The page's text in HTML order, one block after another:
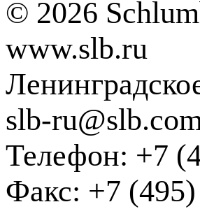
© 2026
www.slb.ru
slb-
Телефон: +7
Факс: +7